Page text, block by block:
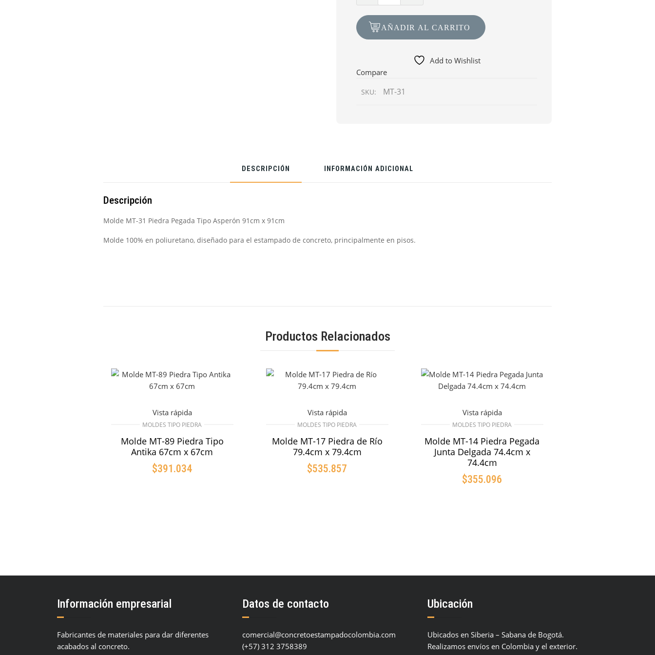
MT-
31
Tipo
91cm
AÑADIR AL CARRITO
Add to Wishlist
Compare
SKU: MT-31
DESCRIPCIÓN INFORMACIÓN ADICIONAL
Descripción
Molde MT-31 Piedra Pegada Tipo Asperón 91cm x 91cm
Molde 100% en poliuretano, diseñado para el estampado de concreto, principalmente en pisos.
Productos Relacionados
Vista rápida
MOLDES TIPO PIEDRA
Molde MT-89 Piedra Tipo
Antika 67cm x 67cm
$391.034
Vista rápida
MOLDES TIPO PIEDRA
Molde MT-17 Piedra de Río
79.4cm x 79.4cm
$535.857
Vista rápida
MOLDES TIPO PIEDRA
Molde MT-14 Piedra Pegada
Junta Delgada 74.4cm x
74.4cm
$355.096
Información empresarial
Fabricantes de materiales para dar diferentes
acabados al concreto.
Datos de contacto
comercial@concretoestampadocolombia.com
(+57) 312 3758389
Ubicación
Ubicados en Siberia – Sabana de Bogotá.
Realizamos envíos en Colombia y el exterior.